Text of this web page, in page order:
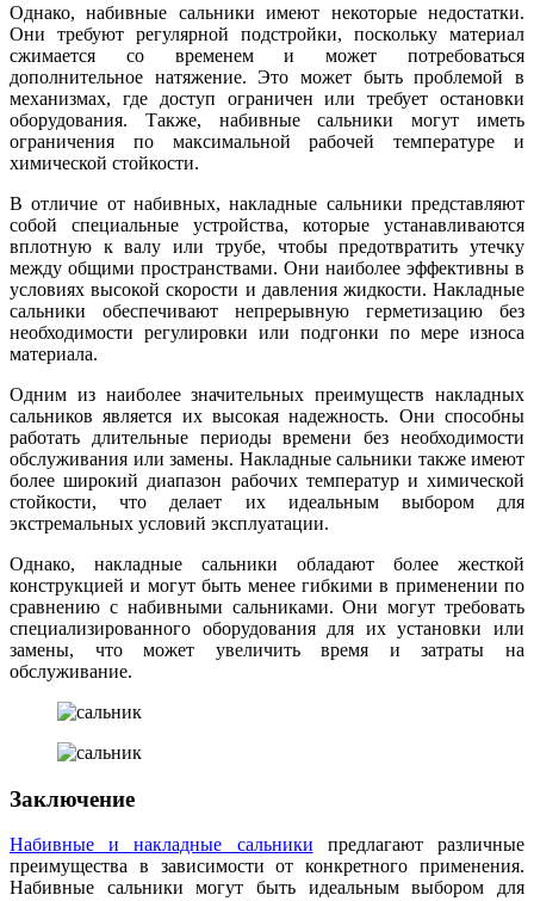
Однако, набивные сальники имеют некоторые недостатки.
Они требуют регулярной подстройки, поскольку материал
сжимается со временем и может потребоваться
дополнительное натяжение. Это может быть проблемой в
механизмах, где доступ ограничен или требует остановки
оборудования. Также, набивные сальники могут иметь
ограничения по максимальной рабочей температуре и
химической стойкости.
В отличие от набивных, накладные сальники представляют
собой специальные устройства, которые устанавливаются
вплотную к валу или трубе, чтобы предотвратить утечку
между общими пространствами. Они наиболее эффективны в
условиях высокой скорости и давления жидкости. Накладные
сальники обеспечивают непрерывную герметизацию без
необходимости регулировки или подгонки по мере износа
материала.
Одним из наиболее значительных преимуществ накладных
сальников является их высокая надежность. Они способны
работать длительные периоды времени без необходимости
обслуживания или замены. Накладные сальники также имеют
более широкий диапазон рабочих температур и химической
стойкости, что делает их идеальным выбором для
экстремальных условий эксплуатации.
Однако, накладные сальники обладают более жесткой
конструкцией и могут быть менее гибкими в применении по
сравнению с набивными сальниками. Они могут требовать
специализированного оборудования для их установки или
замены, что может увеличить время и затраты на
обслуживание.
Заключение
Набивные и накладные сальники предлагают различные
преимущества в зависимости от конкретного применения.
Набивные сальники могут быть идеальным выбором для